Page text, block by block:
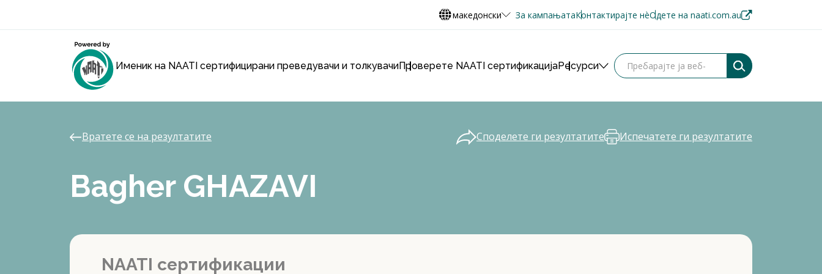
македонски За кампањатаКонтактирајте нèОдете на naati.com.au
Именик на NAATI сертифицирани преведувачи и толкувачиПроверете NAATI сертификацијаРесурси
Вратете се на резултатите Споделете ги резултатите Испечатете ги резултатите
Bagher GHAZAVI
NAATI сертификации